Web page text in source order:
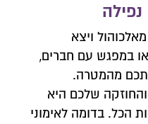
יעוץ אנונימית
ויצא
במפגש עם חברים,
מהמטרה.
והחוזקה שלכם היא
הכל. בדומה לאימוני